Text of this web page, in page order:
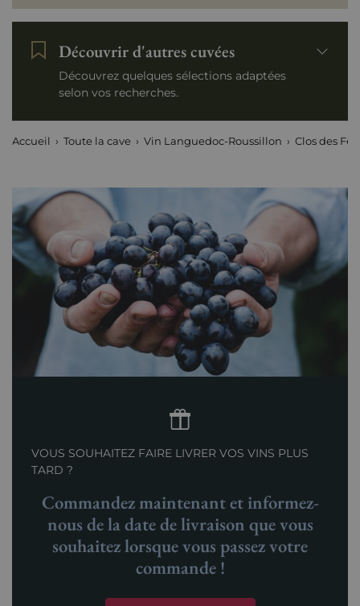
Découvrir d'autres cuvées
Découvrez quelques sélections adaptées
selon vos recherches.
Accueil Toute la cave Vin Languedoc-Roussillon Clos des
VOUS SOUHAITEZ FAIRE LIVRER VOS VINS PLUS
TARD ?
Commandez maintenant et informez-
nous de la date de livraison que vous
souhaitez lorsque vous passez votre
commande !